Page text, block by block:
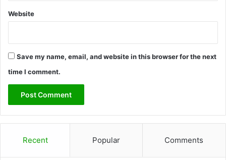
ü
c
h
e
Website
Save my name, email, and website in this browser for the next
time I comment.
Recent Popular Comments